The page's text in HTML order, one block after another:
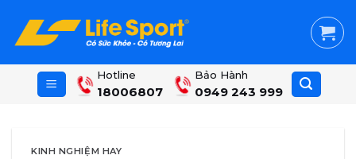
content
Hotline
18006807
Bảo Hành
0949 243 999
KINH NGHIỆM HAY